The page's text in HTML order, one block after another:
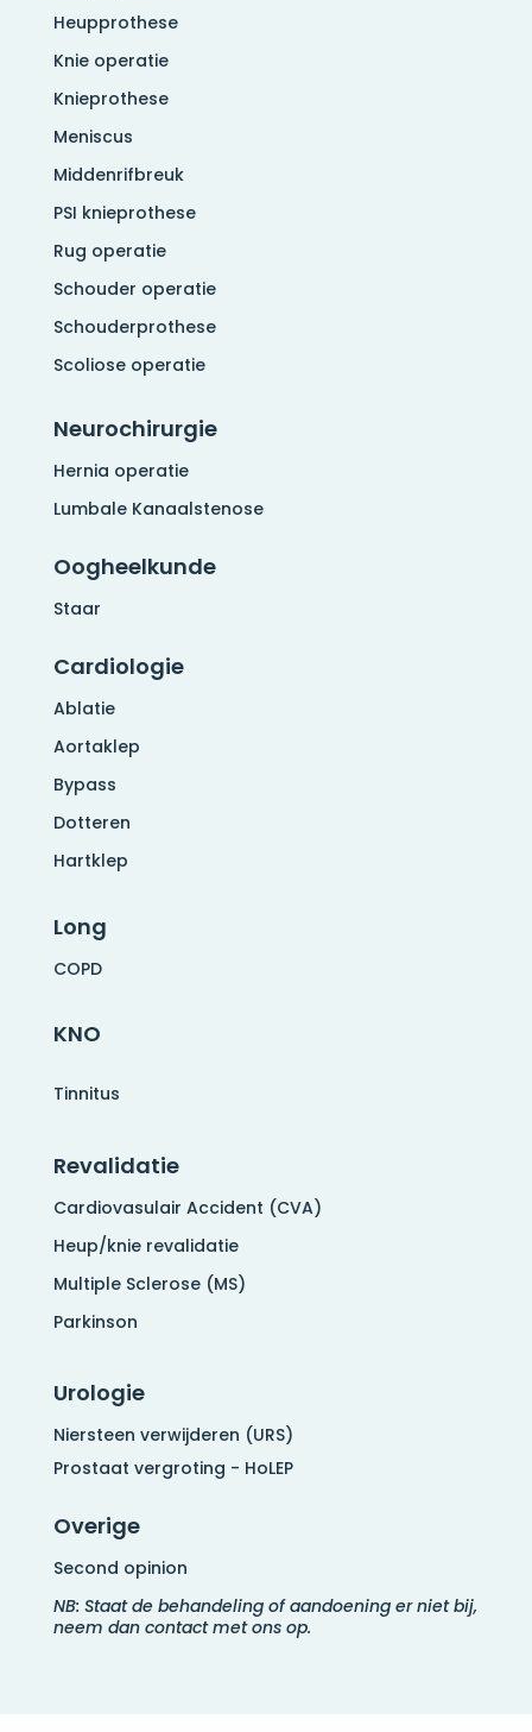
Heupprothese
Knie operatie
Knieprothese
Meniscus
Middenrifbreuk
PSI knieprothese
Rug operatie
Schouder operatie
Schouderprothese
Scoliose operatie
Neurochirurgie
Hernia operatie
Lumbale Kanaalstenose
Oogheelkunde
Staar
Cardiologie
Ablatie
Aortaklep
Bypass
Dotteren
Hartklep
Long
COPD
KNO
Tinnitus
Revalidatie
Cardiovasulair Accident (CVA)
Heup/knie revalidatie
Multiple Sclerose (MS)
Parkinson
Urologie
Niersteen verwijderen (URS)
Prostaat vergroting - HoLEP
Overige
Second opinion
NB: Staat de behandeling of aandoening er niet bij,
neem dan contact met ons op.